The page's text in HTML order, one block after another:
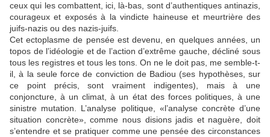
ceux qui les combattent, ici, là-bas, sont d’authentiques antinazis,
courageux et exposés à la vindicte haineuse et meurtrière des
juifs-nazis ou des nazis-juifs.
Cet ectoplasme de pensée est devenu, en quelques années, un
topos de l’idéologie et de l’action d’extrême gauche, décliné sous
tous les registres et tous les tons. On ne le doit pas, me semble-t-
il, à la seule force de conviction de Badiou (ses hypothèses, sur
ce point précis, sont vraiment indigentes), mais à une
conjoncture, à un climat, à un état des forces politiques, à une
sinistre mutation. L’analyse politique, «l’analyse concrète d’une
situation concrète», comme nous disions jadis et naguère, doit
s’entendre et se pratiquer comme une pensée des circonstances